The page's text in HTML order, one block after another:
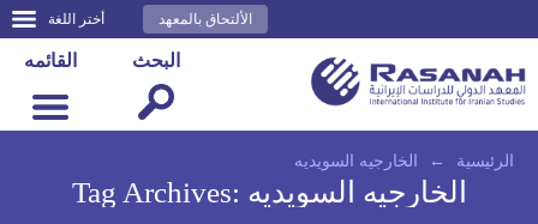
أختر اللغة الألتحاق بالمعهد
القائمه البحث
الرئيسية ← الخارجيه السويديه
Tag Archives: الخارجيه السويديه